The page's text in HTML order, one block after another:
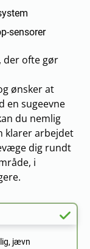
sensorer
der ofte gør
ønsker at
en sugeevne
du nemlig
klarer arbejdet
dig rundt
i
jævn